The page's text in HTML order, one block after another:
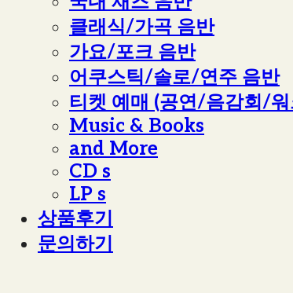
클래식/가곡 음반
가요/포크 음반
어쿠스틱/솔로/연주 음반
티켓 예매 (공연/음감회/
Music & Books
and More
CD s
LP s
상품후기
문의하기